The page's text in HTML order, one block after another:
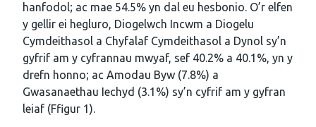
hanfodol; ac mae 54.5% yn dal eu hesbonio. O’r elfen
y gellir ei hegluro, Diogelwch Incwm a Diogelu
Cymdeithasol a Chyfalaf Cymdeithasol a Dynol sy’n
gyfrif am y cyfrannau mwyaf, sef 40.2% a 40.1%, yn y
drefn honno; ac Amodau Byw (7.8%) a
Gwasanaethau Iechyd (3.1%) sy’n cyfrif am y gyfran
leiaf (Ffigur 1).